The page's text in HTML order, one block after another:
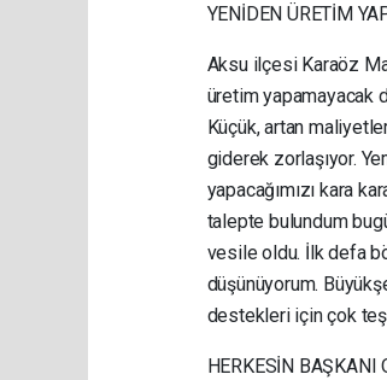
YENİDEN ÜRETİM
Aksu ilçesi Karaöz
üretim yapamayacak
Küçük, artan
giderek zorlaşıyor.
yapacağımızı kara
talepte bulundum
vesile oldu. İlk defa
düşünüyorum.
destekleri için çok
HERKESİN BAŞKANI